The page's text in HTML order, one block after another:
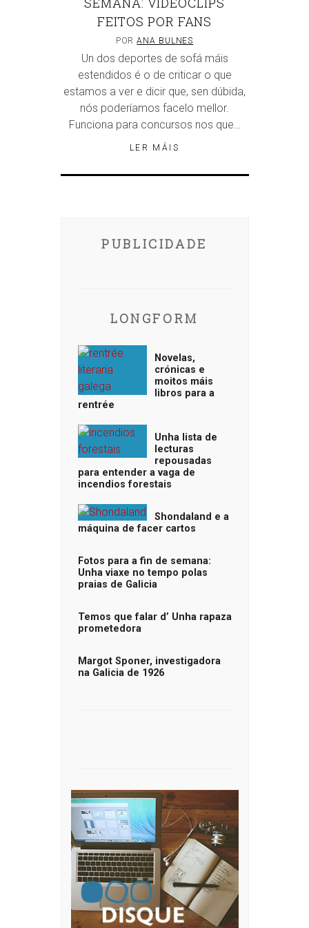
FEITOS POR FANS
PORANA BULNES
Un dos deportes de sofá máis
estendidos é o de criticar o que
estamos a ver e dicir que, sen dúbida,
nós poderíamos facelo mellor.
Funciona para concursos nos que…
LER MÁIS
PUBLICIDADE
LONGFORM
Novelas,
crónicas e
moitos máis
libros para a
rentrée
Unha lista de
lecturas
repousadas
para entender a vaga de
incendios forestais
Shondaland e a
máquina de facer cartos
Fotos para a fin de semana:
Unha viaxe no tempo polas
praias de Galicia
Temos que falar d’ Unha rapaza
prometedora
Margot Sponer, investigadora
na Galicia de 1926